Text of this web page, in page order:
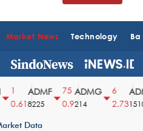
Market News Technology
0.61
ADMF
8225
75
0.9
ADMG
214
2.731510
Data